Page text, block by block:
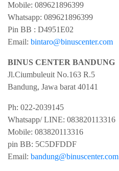
Mobile: 089621896399
Whatsapp: 089621896399
Pin BB : D4951E02
Email: bintaro@binuscenter.com
BINUS CENTER BANDUNG
Jl.Ciumbuleuit No.163 R.5
Bandung, Jawa barat 40141
Ph: 022-2039145
Whatsapp/ LINE: 083820113316
Mobile: 083820113316
pin BB: 5C5DFDDF
Email: bandung@binuscenter.com